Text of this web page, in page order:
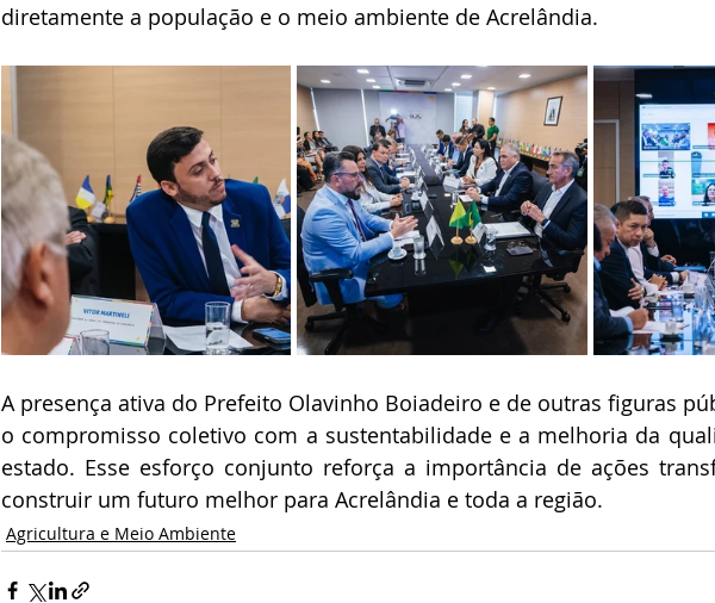
diretamente a população e o meio ambiente de Acrelândia.
A presença ativa do Prefeito Olavinho Boiadeiro e de outras figuras
o compromisso coletivo com a sustentabilidade e a melhoria da
estado. Esse esforço conjunto reforça a importância de ações
construir um futuro melhor para Acrelândia e toda a região.
Agricultura e Meio Ambiente